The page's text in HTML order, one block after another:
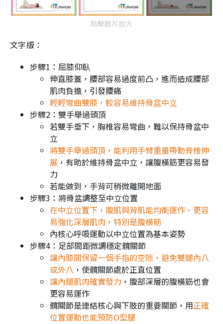
點擊圖片放大
文字版：
步驟1：屈膝仰臥
伸直膝蓋，腰部容易過度前凸，進而造成腰部
肌肉負擔，引發腰痛
輕輕彎曲雙膝，較容易維持骨盆中立
步驟2：雙手舉過頭頂
若雙手垂下，胸椎容易彎曲，難以保持骨盆中
立
將雙手舉過頭頂，能利用手臂重量帶動脊椎伸
展 ，有助於維持骨盆中立，讓腹橫筋更容易發
力
若能做到，手背可稍微離開地面
步驟3：將骨盆調整至中立位置
在中立位置下，腹肌與背肌能均衡運作，更容
易強化深層肌肉，特別是腹橫筋
內核心呼吸運動以中立位置為基本姿勢
步驟4：足部間距微調穩定髖關節
讓內膝間保留一個手指的空隙，避免雙腿內八
或外八 ，使髖關節處於正直位置
讓內腿肌肉確實發力 ，腹部深層的腹橫筋也會
更容易運作
髖關節是連結核心與下肢的重要關節，用正確
位置運動也能預防O型腿